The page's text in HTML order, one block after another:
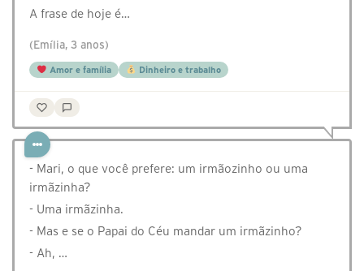
A frase de hoje é…
(Emília, 3 anos)
Amor e família Dinheiro e trabalho
- Mari, o que você prefere: um irmãozinho ou uma
irmãzinha?
- Uma irmãzinha.
- Mas e se o Papai do Céu mandar um irmãzinho?
- Ah, …